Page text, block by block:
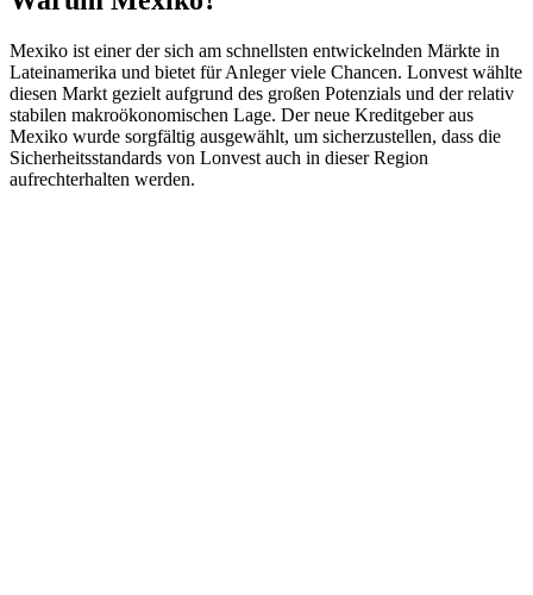
Mexiko ist einer der sich am schnellsten entwickelnden Märkte in
Lateinamerika und bietet für Anleger viele Chancen. Lonvest wählte
diesen Markt gezielt aufgrund des großen Potenzials und der relativ
stabilen makroökonomischen Lage. Der neue Kreditgeber aus
Mexiko wurde sorgfältig ausgewählt, um sicherzustellen, dass die
Sicherheitsstandards von Lonvest auch in dieser Region
aufrechterhalten werden.